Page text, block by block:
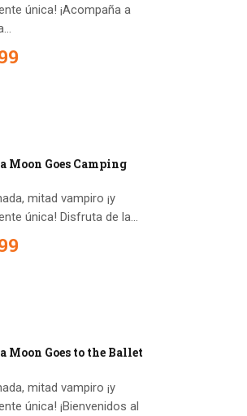
única! ¡Acompaña a
Moon Goes Camping
mitad vampiro ¡y
única! Disfruta de la...
Moon Goes to the Ballet
mitad vampiro ¡y
única! ¡Bienvenidos al